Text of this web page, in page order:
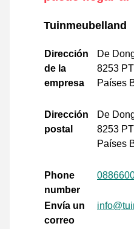
Tuinmeubelland
Dirección
de la
empresa
De
8253
Países
Dirección
postal
De
8253
Países
Phone
number
Envía un
correo